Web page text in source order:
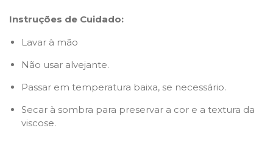
Instruções de Cuidado:
Lavar à mão
Não usar alvejante.
Passar em temperatura baixa, se necessário.
Secar à sombra para preservar a cor e a textura da
viscose.